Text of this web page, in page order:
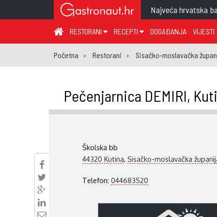
Najveća hrvatska
RESTORANI
ZAGREB I ZAGREBAČKA ŽUPANIJA
MEĐIMURSKA ŽUPANIJA
KOPRIVNIČKO-KRIŽEVAČKA ŽUPANIJA
PRIMORSKO-GORANSKA ŽUPANIJA
BRODSKO-POSAVSKA ŽUPANIJA
OSJEČKO-BARANJSKA ŽUPANIJA
VUKOVARSKO-SRIJEMSKA ŽUPANIJA
RECEPTI
JUHA
GLAVNO JELO
SALATA
PIZZA
DOGAĐANJA VIJESTI
Početna Restorani Sisačko-moslavačka
Pečenjarnica DEMIRI,
Školska bb
44320 Kutina, Sisačko-moslavačka
Telefon: 044683520